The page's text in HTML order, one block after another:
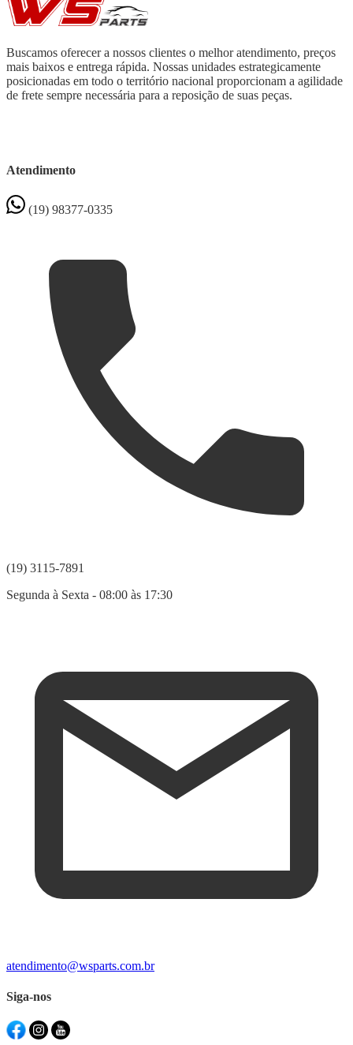
Buscamos oferecer a nossos clientes o melhor atendimento, preços
mais baixos e entrega rápida. Nossas unidades estrategicamente
posicionadas em todo o território nacional proporcionam a agilidade
de frete sempre necessária para a reposição de suas peças.
Atendimento
(19) 98377-0335
(19) 3115-7891
Segunda à Sexta - 08:00 às 17:30
atendimento@wsparts.com.br
Siga-nos